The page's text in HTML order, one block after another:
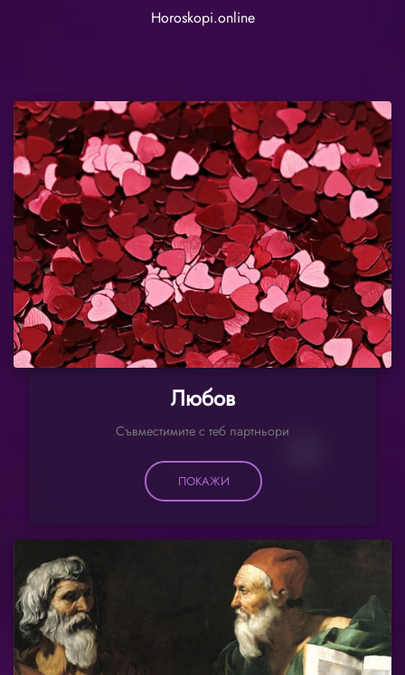
Horoskopi.online
Любов
Съвместимите с теб партньори
ПОКАЖИ